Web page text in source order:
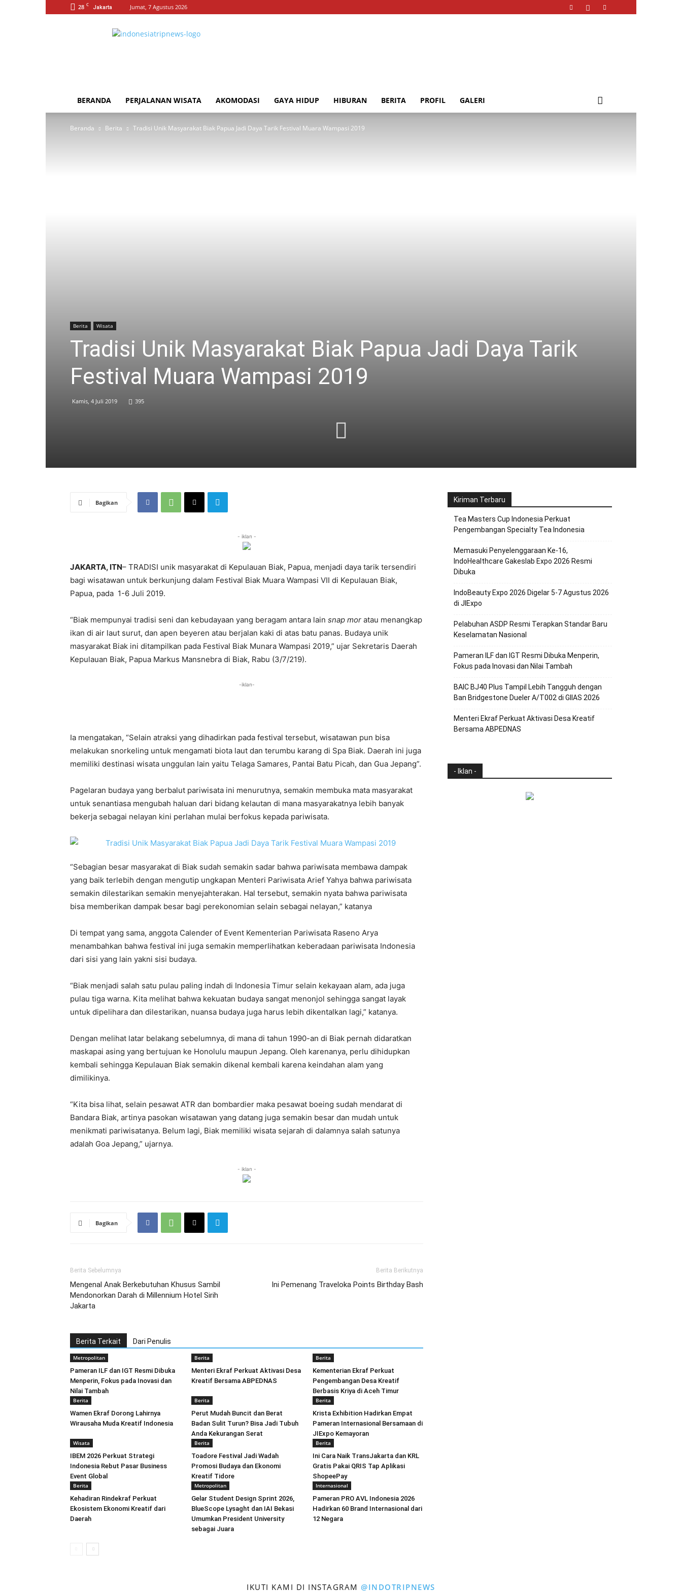
28 C Jakarta Jumat, 7 Agustus 2026
Indonesia
BERANDA PERJALANAN WISATA AKOMODASI GAYA HIDUP HIBURAN BERITA PROFIL GALERI
Beranda Berita Tradisi Unik Masyarakat Biak Papua Jadi Daya Tarik Festival Muara Wampasi 2019
Berita Wisata
Tradisi Unik Masyarakat Biak Papua Jadi Daya Tarik
Festival Muara Wampasi 2019
Kamis, 4 Juli 2019 395
Bagikan
- iklan -
JAKARTA, ITN– TRADISI unik masyarakat di Kepulauan Biak, Papua, menjadi daya tarik tersendiri
bagi wisatawan untuk berkunjung dalam Festival Biak Muara Wampasi VII di Kepulauan Biak,
Papua, pada 1-6 Juli 2019.
“Biak mempunyai tradisi seni dan kebudayaan yang beragam antara lain snap mor atau menangkap
ikan di air laut surut, dan apen beyeren atau berjalan kaki di atas batu panas. Budaya unik
masyarakat Biak ini ditampilkan pada Festival Biak Munara Wampasi 2019,” ujar Sekretaris Daerah
Kepulauan Biak, Papua Markus Mansnebra di Biak, Rabu (3/7/219).
-iklan-
Ia mengatakan, “Selain atraksi yang dihadirkan pada festival tersebut, wisatawan pun bisa
melakukan snorkeling untuk mengamati biota laut dan terumbu karang di Spa Biak. Daerah ini juga
memiliki destinasi wisata unggulan lain yaitu Telaga Samares, Pantai Batu Picah, dan Gua Jepang”.
Pagelaran budaya yang berbalut pariwisata ini menurutnya, semakin membuka mata masyarakat
untuk senantiasa mengubah haluan dari bidang kelautan di mana masyarakatnya lebih banyak
bekerja sebagai nelayan kini perlahan mulai berfokus kepada pariwisata.
“Sebagian besar masyarakat di Biak sudah semakin sadar bahwa pariwisata membawa dampak
yang baik terlebih dengan mengutip ungkapan Menteri Pariwisata Arief Yahya bahwa pariwisata
semakin dilestarikan semakin menyejahterakan. Hal tersebut, semakin nyata bahwa pariwisata
bisa memberikan dampak besar bagi perekonomian selain sebagai nelayan,” katanya
Di tempat yang sama, anggota Calender of Event Kementerian Pariwisata Raseno Arya
menambahkan bahwa festival ini juga semakin memperlihatkan keberadaan pariwisata Indonesia
dari sisi yang lain yakni sisi budaya.
“Biak menjadi salah satu pulau paling indah di Indonesia Timur selain kekayaan alam, ada juga
pulau tiga warna. Kita melihat bahwa kekuatan budaya sangat menonjol sehingga sangat layak
untuk dipelihara dan dilestarikan, nuansa budaya juga harus lebih dikentalkan lagi,” katanya.
Dengan melihat latar belakang sebelumnya, di mana di tahun 1990-an di Biak pernah didaratkan
maskapai asing yang bertujuan ke Honolulu maupun Jepang. Oleh karenanya, perlu dihidupkan
kembali sehingga Kepulauan Biak semakin dikenal kembali karena keindahan alam yang
dimilikinya.
“Kita bisa lihat, selain pesawat ATR dan bombardier maka pesawat boeing sudah mendarat di
Bandara Biak, artinya pasokan wisatawan yang datang juga semakin besar dan mudah untuk
menikmati pariwisatanya. Belum lagi, Biak memiliki wisata sejarah di dalamnya salah satunya
adalah Goa Jepang,” ujarnya.
- iklan -
Bagikan
Berita Sebelumnya
Mengenal Anak Berkebutuhan Khusus Sambil
Mendonorkan Darah di Millennium Hotel Sirih
Jakarta
Berita Berikutnya
Ini Pemenang Traveloka Points Birthday Bash
Berita Terkait Dari Penulis
Metropolitan
Pameran ILF dan IGT Resmi Dibuka
Menperin, Fokus pada Inovasi dan
Nilai Tambah
Berita
Menteri Ekraf Perkuat Aktivasi Desa
Kreatif Bersama ABPEDNAS
Berita
Kementerian Ekraf Perkuat
Pengembangan Desa Kreatif
Berbasis Kriya di Aceh Timur
Berita
Wamen Ekraf Dorong Lahirnya
Wirausaha Muda Kreatif Indonesia
Berita
Perut Mudah Buncit dan Berat
Badan Sulit Turun? Bisa Jadi Tubuh
Anda Kekurangan Serat
Berita
Krista Exhibition Hadirkan Empat
Pameran Internasional Bersamaan di
JIExpo Kemayoran
Wisata
IBEM 2026 Perkuat Strategi
Indonesia Rebut Pasar Business
Event Global
Berita
Toadore Festival Jadi Wadah
Promosi Budaya dan Ekonomi
Kreatif Tidore
Berita
Ini Cara Naik TransJakarta dan KRL
Gratis Pakai QRIS Tap Aplikasi
ShopeePay
Berita
Kehadiran Rindekraf Perkuat
Ekosistem Ekonomi Kreatif dari
Daerah
Metropolitan
Gelar Student Design Sprint 2026,
BlueScope Lysaght dan IAI Bekasi
Umumkan President University
sebagai Juara
Internasional
Pameran PRO AVL Indonesia 2026
Hadirkan 60 Brand Internasional dari
12 Negara
Kiriman Terbaru
Tea Masters Cup Indonesia Perkuat
Pengembangan Specialty Tea Indonesia
Memasuki Penyelenggaraan Ke-16,
IndoHealthcare Gakeslab Expo 2026 Resmi
Dibuka
IndoBeauty Expo 2026 Digelar 5-7 Agustus 2026
di JIExpo
Pelabuhan ASDP Resmi Terapkan Standar Baru
Keselamatan Nasional
Pameran ILF dan IGT Resmi Dibuka Menperin,
Fokus pada Inovasi dan Nilai Tambah
BAIC BJ40 Plus Tampil Lebih Tangguh dengan
Ban Bridgestone Dueler A/T002 di GIIAS 2026
Menteri Ekraf Perkuat Aktivasi Desa Kreatif
Bersama ABPEDNAS
- Iklan -
IKUTI KAMI DI INSTAGRAM@INDOTRIPNEWS